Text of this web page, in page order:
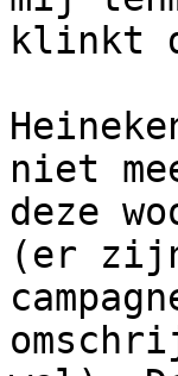
klinkt
niet
deze
(er